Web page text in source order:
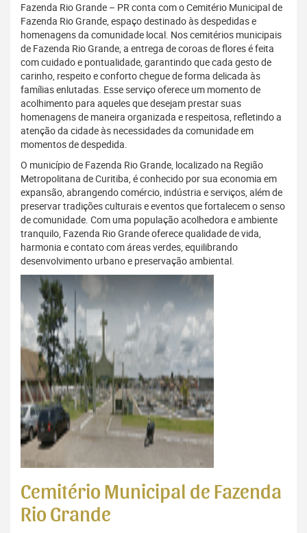
Fazenda Rio Grande – PR conta com o Cemitério Municipal de
Fazenda Rio Grande, espaço destinado às despedidas e
homenagens da comunidade local. Nos cemitérios municipais
de Fazenda Rio Grande, a entrega de coroas de flores é feita
com cuidado e pontualidade, garantindo que cada gesto de
carinho, respeito e conforto chegue de forma delicada às
famílias enlutadas. Esse serviço oferece um momento de
acolhimento para aqueles que desejam prestar suas
homenagens de maneira organizada e respeitosa, refletindo a
atenção da cidade às necessidades da comunidade em
momentos de despedida.
O município de Fazenda Rio Grande, localizado na Região
Metropolitana de Curitiba, é conhecido por sua economia em
expansão, abrangendo comércio, indústria e serviços, além de
preservar tradições culturais e eventos que fortalecem o senso
de comunidade. Com uma população acolhedora e ambiente
tranquilo, Fazenda Rio Grande oferece qualidade de vida,
harmonia e contato com áreas verdes, equilibrando
desenvolvimento urbano e preservação ambiental.
Cemitério Municipal de Fazenda
Rio Grande